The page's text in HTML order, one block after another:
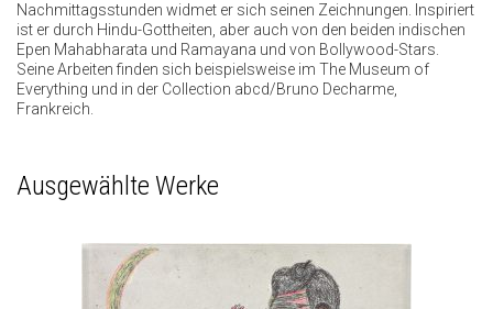
Nachmittagsstunden widmet er sich seinen Zeichnungen. Inspiriert
ist er durch Hindu-Gottheiten, aber auch von den beiden indischen
Epen Mahabharata und Ramayana und von Bollywood-Stars.
Seine Arbeiten finden sich beispielsweise im The Museum of
Everything und in der Collection abcd/Bruno Decharme,
Frankreich.
Ausgewählte Werke